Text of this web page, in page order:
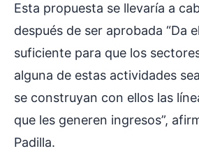
Esta propuesta se llevaría a
después de ser aprobada “Da
suficiente para que los
alguna de estas actividades
se construyan con ellos las
que les generen ingresos”,
Padilla.